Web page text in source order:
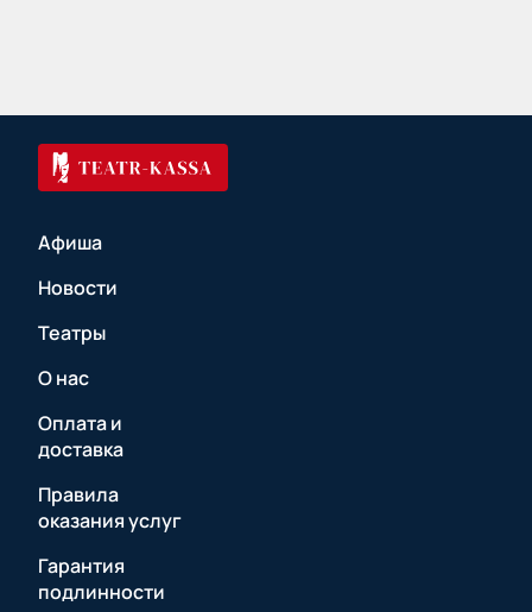
Афиша
Новости
Театры
О нас
Оплата и
доставка
Правила
оказания услуг
Гарантия
подлинности